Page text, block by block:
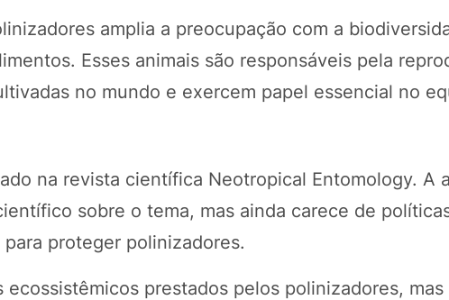
amplia a preocupação com a
Esses animais são responsáveis pela
no mundo e exercem papel essencial no
na revista científica Neotropical Entomology. A
sobre o tema, mas ainda carece de
proteger polinizadores.
ecossistêmicos prestados pelos polinizadores,